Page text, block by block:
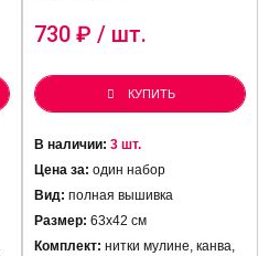
730 ₽ / шт.
КУПИТЬ
В наличии: 3 шт.
Цена за: один набор
Вид: полная вышивка
Размер: 63х42 см
Комплект: нитки мулине, канва,